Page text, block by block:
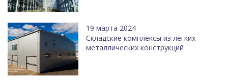
19 марта 2024
Cкладские комплексы из легких
металлических конструкций